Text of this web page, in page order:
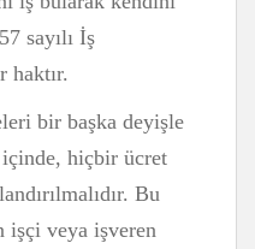
sayılı İş
haktır.
bir başka deyişle
hiçbir ücret
Bu
işçi veya işveren